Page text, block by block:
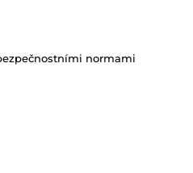
normami